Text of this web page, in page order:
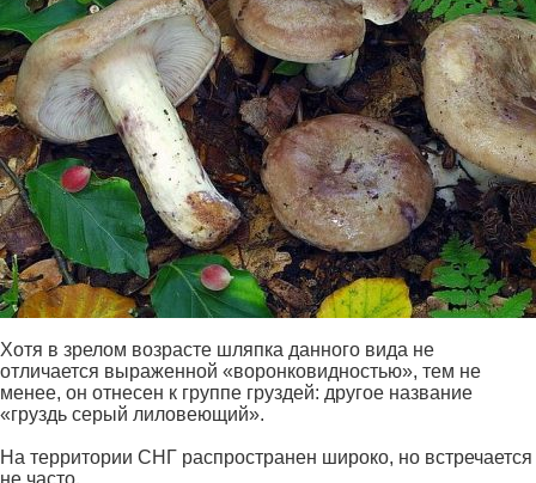
Хотя в зрелом возрасте шляпка данного вида не
отличается выраженной «воронковидностью», тем не
менее, он отнесен к группе груздей: другое название
«груздь серый лиловеющий».
На территории СНГ распространен широко, но встречается